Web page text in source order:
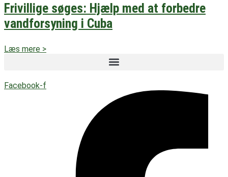
Frivillige søges: Hjælp med at forbedre
vandforsyning i Cuba
Læs mere >
Facebook-f